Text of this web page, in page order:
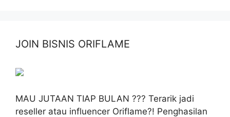
JOIN BISNIS ORIFLAME
MAU JUTAAN TIAP BULAN ??? Terarik jadi
reseller atau influencer Oriflame?! Penghasilan